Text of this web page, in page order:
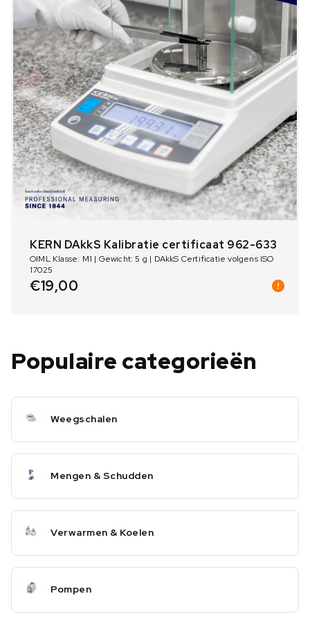
KERN DAkkS Kalibratie certificaat 962-633
OIML Klasse: M1 | Gewicht: 5 g | DAkkS Certificatie volgens ISO
17025
€19,00
Populaire categorieën
Weegschalen
Mengen & Schudden
Verwarmen & Koelen
Pompen